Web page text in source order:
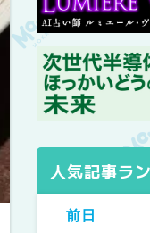
人気記事ラ
前日